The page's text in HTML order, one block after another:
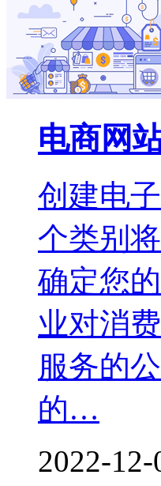
电商网
创建电
个类别
确定您
业对消
服务的
的…
2022-12-